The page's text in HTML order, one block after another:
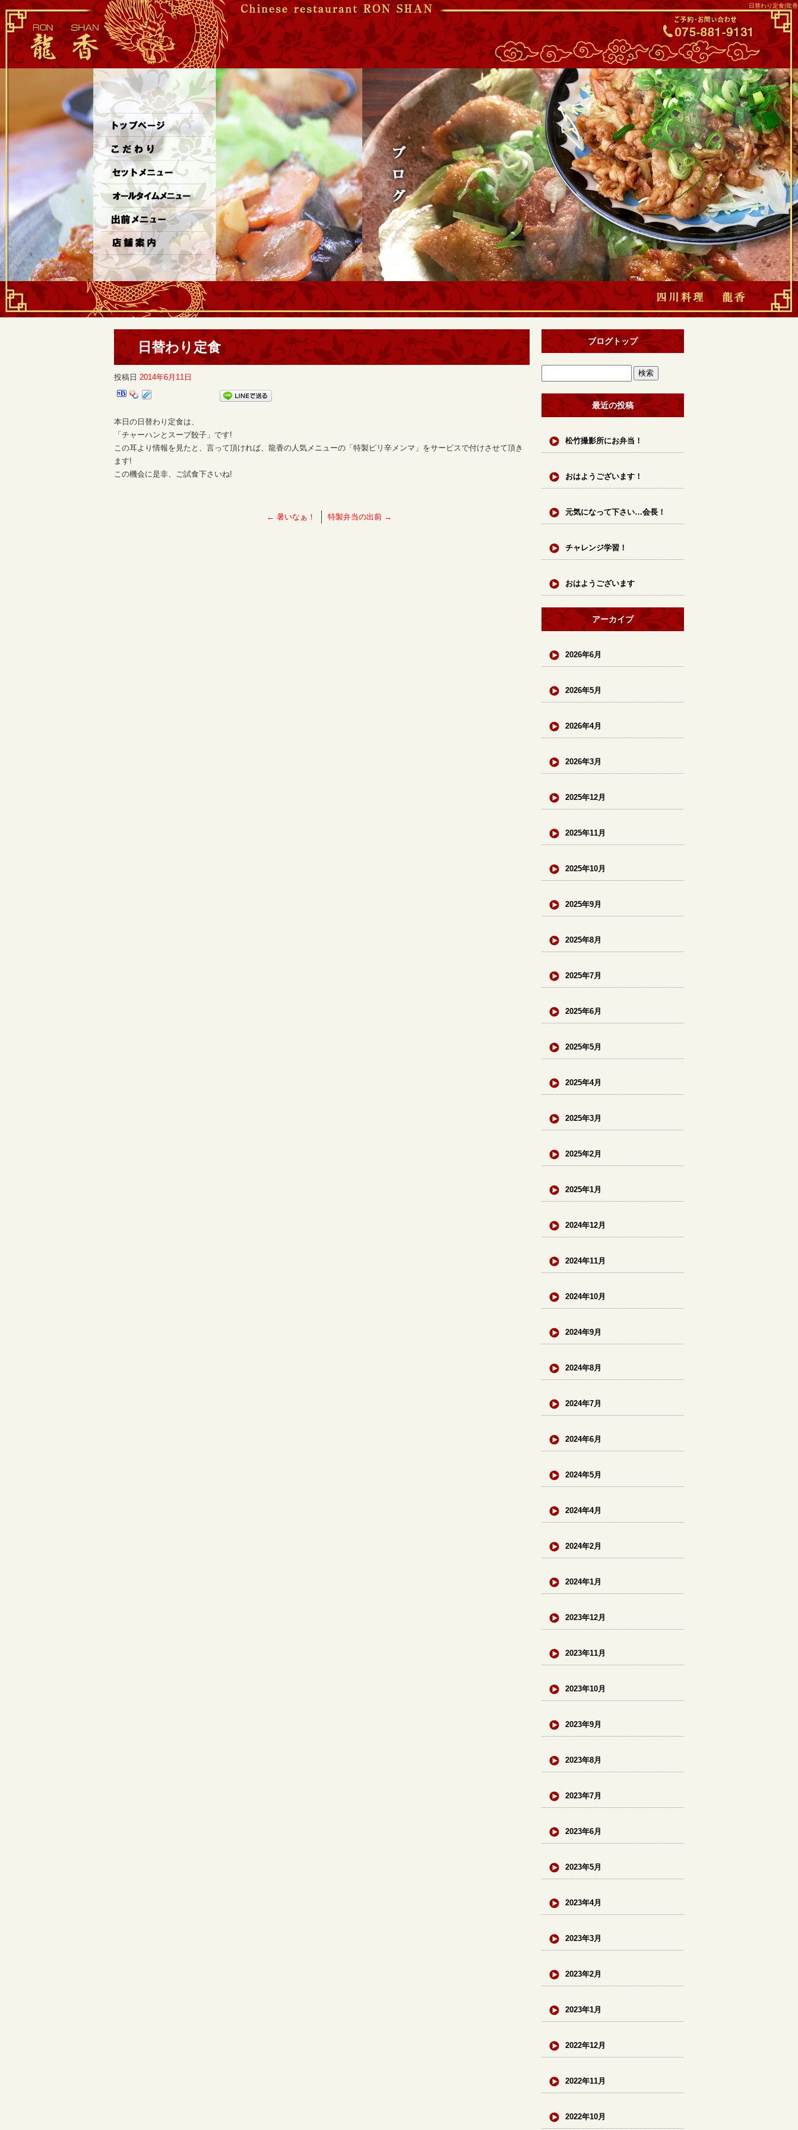
日替わり定食|龍香
日替わり定食
投稿日 2014年6月11日
本日の日替わり定食は、
「チャーハンとスープ餃子」です!
この耳より情報を見たと、言って頂ければ、龍香の人気メニューの「特製ピリ辛メンマ」をサービスで付けさせて頂き
ます!
この機会に是非、ご試食下さいね!
← 暑いなぁ！ 特製弁当の出前 →
ブログトップ
最近の投稿
松竹撮影所にお弁当！
おはようございます！
元気になって下さい…会長！
チャレンジ学習！
おはようございます
アーカイブ
2026年6月
2026年5月
2026年4月
2026年3月
2025年12月
2025年11月
2025年10月
2025年9月
2025年8月
2025年7月
2025年6月
2025年5月
2025年4月
2025年3月
2025年2月
2025年1月
2024年12月
2024年11月
2024年10月
2024年9月
2024年8月
2024年7月
2024年6月
2024年5月
2024年4月
2024年2月
2024年1月
2023年12月
2023年11月
2023年10月
2023年9月
2023年8月
2023年7月
2023年6月
2023年5月
2023年4月
2023年3月
2023年2月
2023年1月
2022年12月
2022年11月
2022年10月